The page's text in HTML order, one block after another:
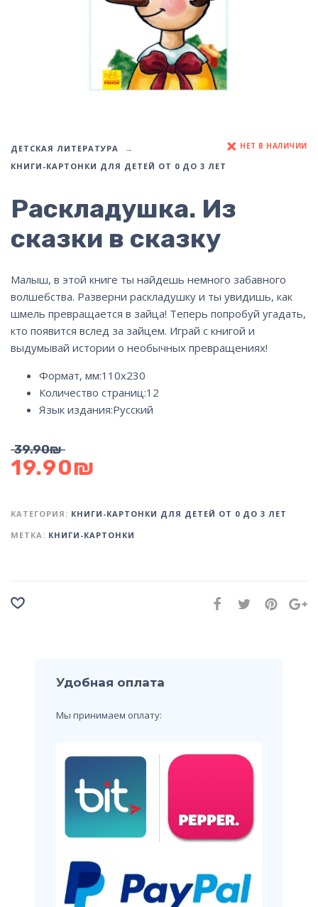
ДЕТСКАЯ ЛИТЕРАТУРА
КНИГИ-КАРТОНКИ ДЛЯ ДЕТЕЙ ОТ 0 ДО 3 ЛЕТ
НЕТ В НАЛИЧИИ
Раскладушка. Из
сказки в сказку
Малыш, в этой книге ты найдешь немного забавного
волшебства. Разверни раскладушку и ты увидишь, как
шмель превращается в зайца! Теперь попробуй угадать,
кто появится вслед за зайцем. Играй с книгой и
выдумывай истории о необычных превращениях!
Формат, мм:110х230
Количество страниц:12
Язык издания:Русский
39.90₪
19.90₪
КАТЕГОРИЯ: КНИГИ-КАРТОНКИ ДЛЯ ДЕТЕЙ ОТ 0 ДО 3 ЛЕТ
МЕТКА: КНИГИ-КАРТОНКИ
Удобная оплата
Мы принимаем оплату: